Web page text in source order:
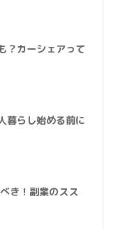
？カーシェアって
暮らし始める前に
き！副業のスス